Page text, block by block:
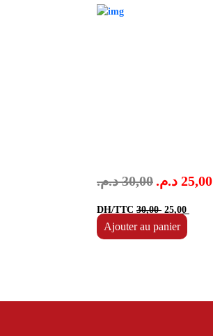
30,00 د.م. 25,00 د.م.
DH/TTC 30,00 Le
prix
initial
25,00
Ajouter au panier